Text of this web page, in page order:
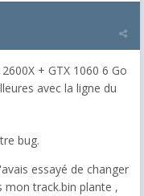
+ GTX 1060 6 Go
avec la ligne du
bug.
essayé de changer
mon track.bin plante ,